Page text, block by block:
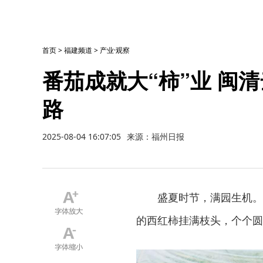
首页>福建频道 > 产业·观察
番茄成就大“柿”业 闽
路
2025-08-04 16:07:05 来源：福州日报
盛夏时节，满园生机
的西红柿挂满枝头，个个